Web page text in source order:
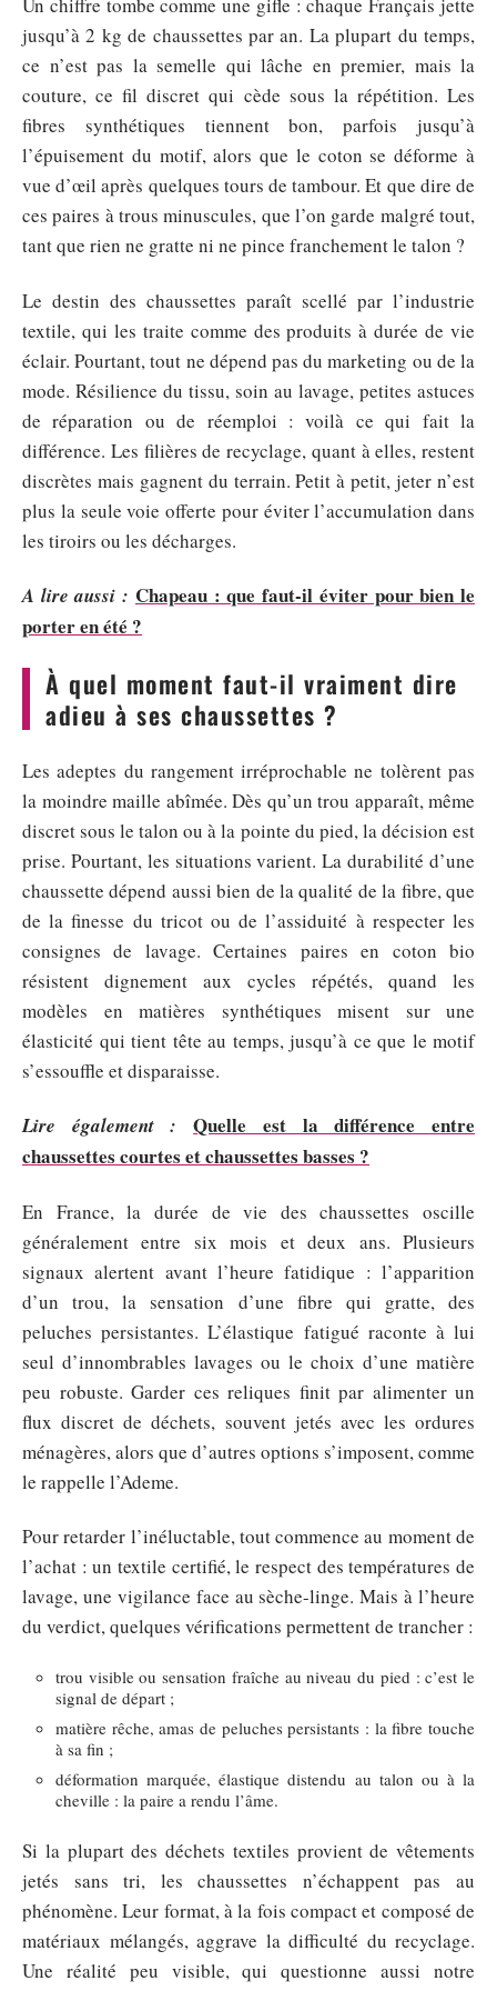
jusqu’à 2 kg de chaussettes par an. La plupart du temps,
ce n’est pas la semelle qui lâche en premier, mais la
couture, ce fil discret qui cède sous la répétition. Les
fibres synthétiques tiennent bon, parfois jusqu’à
l’épuisement du motif, alors que le coton se déforme à
vue d’œil après quelques tours de tambour. Et que dire de
ces paires à trous minuscules, que l’on garde malgré tout,
tant que rien ne gratte ni ne pince franchement le talon ?
Le destin des chaussettes paraît scellé par l’industrie
textile, qui les traite comme des produits à durée de vie
éclair. Pourtant, tout ne dépend pas du marketing ou de la
mode. Résilience du tissu, soin au lavage, petites astuces
de réparation ou de réemploi : voilà ce qui fait la
différence. Les filières de recyclage, quant à elles, restent
discrètes mais gagnent du terrain. Petit à petit, jeter n’est
plus la seule voie offerte pour éviter l’accumulation dans
les tiroirs ou les décharges.
A lire aussi : Chapeau : que faut-il éviter pour bien le
porter en été ?
À quel moment faut-il vraiment dire
adieu à ses chaussettes ?
Les adeptes du rangement irréprochable ne tolèrent pas
la moindre maille abîmée. Dès qu’un trou apparaît, même
discret sous le talon ou à la pointe du pied, la décision est
prise. Pourtant, les situations varient. La durabilité d’une
chaussette dépend aussi bien de la qualité de la fibre, que
de la finesse du tricot ou de l’assiduité à respecter les
consignes de lavage. Certaines paires en coton bio
résistent dignement aux cycles répétés, quand les
modèles en matières synthétiques misent sur une
élasticité qui tient tête au temps, jusqu’à ce que le motif
s’essouffle et disparaisse.
Lire également :
Quelle est la différence entre
chaussettes courtes et chaussettes basses ?
En France, la durée de vie des chaussettes oscille
généralement entre six mois et deux ans. Plusieurs
signaux alertent avant l’heure fatidique : l’apparition
d’un trou, la sensation d’une fibre qui gratte, des
peluches persistantes. L’élastique fatigué raconte à lui
seul d’innombrables lavages ou le choix d’une matière
peu robuste. Garder ces reliques finit par alimenter un
flux discret de déchets, souvent jetés avec les ordures
ménagères, alors que d’autres options s’imposent, comme
le rappelle l’Ademe.
Pour retarder l’inéluctable, tout commence au moment de
l’achat : un textile certifié, le respect des températures de
lavage, une vigilance face au sèche-linge. Mais à l’heure
du verdict, quelques vérifications permettent de trancher :
trou visible ou sensation fraîche au niveau du pied : c’est le
signal de départ ;
matière rêche, amas de peluches persistants : la fibre touche
à sa fin ;
déformation marquée, élastique distendu au talon ou à la
cheville : la paire a rendu l’âme.
Si la plupart des déchets textiles provient de vêtements
jetés sans tri, les chaussettes n’échappent pas au
phénomène. Leur format, à la fois compact et composé de
matériaux mélangés, aggrave la difficulté du recyclage.
Une réalité peu visible, qui questionne aussi notre